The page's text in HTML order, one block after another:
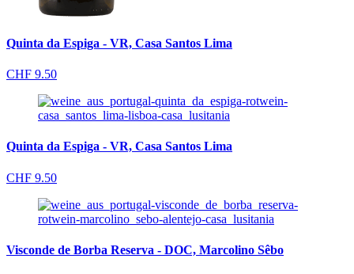
Quinta da Espiga - VR, Casa Santos Lima
CHF 9.50
Quinta da Espiga - VR, Casa Santos Lima
CHF 9.50
Visconde de Borba Reserva - DOC, Marcolino Sêbo